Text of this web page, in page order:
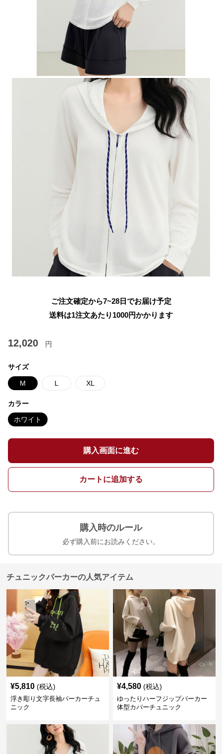
ご注文確定から7~28日でお届け予定
送料は1注文あたり 1000円かかります
12,020 円
サイズ
M L XL
カラー
ホワイト
購入画面に進む
カートに追加する
購入時のルール
必ず購入前にお読みください。
チュニックパーカーの人気アイテム
¥5,810 (税込)
浮き彫り文字長袖パーカーチュ
ニック
¥4,580 (税込)
ゆったりハーフジップパーカー
体型カバーチュニック